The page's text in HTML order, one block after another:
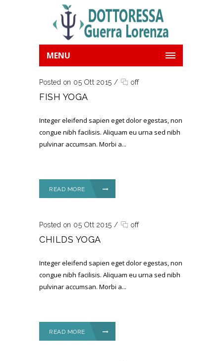
MENU
Posted on 05 Ott 2015 / off
FISH YOGA
Integer eleifend sapien eget dolor egestas, non
congue nibh facilisis. Aliquam eu urna sed nibh
pulvinar accumsan. Morbi a...
READ MORE
Posted on 05 Ott 2015 / off
CHILDS YOGA
Integer eleifend sapien eget dolor egestas, non
congue nibh facilisis. Aliquam eu urna sed nibh
pulvinar accumsan. Morbi a...
READ MORE